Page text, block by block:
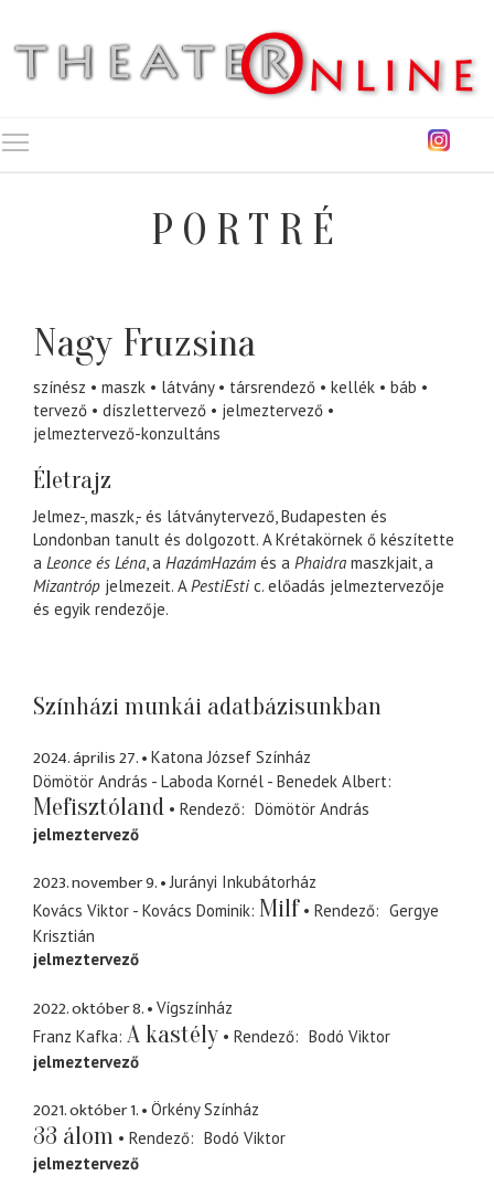
PORTRÉ
Nagy Fruzsina
színész maszk látvány társrendező kellék
báb
tervező
díszlettervező
jelmeztervező
jelmeztervező-konzultáns
Életrajz
Jelmez-, maszk,- és látványtervező, Budapesten és
Londonban tanult és dolgozott. A Krétakörnek ő készítette
a Leonce és Léna, a HazámHazám és a Phaidra maszkjait, a
Mizantróp jelmezeit. APestiEstic. előadás jelmeztervezője
és egyik rendezője.
Színházi munkái adatbázisunkban
2024. április 27.
Katona József Színház
Dömötör András - Laboda Kornél - Benedek Albert
Mefisztóland Rendező
Dömötör András
jelmeztervező
2023. november 9.
Jurányi Inkubátorház
Kovács Viktor - Kovács Dominik Milf Rendező
Gergye
Krisztián
jelmeztervező
2022. október 8.
Vígszínház
Franz Kafka A kastély Rendező
Bodó Viktor
jelmeztervező
2021. október 1. Örkény Színház
33 álom Rendező
Bodó Viktor
jelmeztervező